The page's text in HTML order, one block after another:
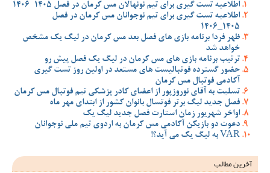
اطلاعیه تست گیری برای تیم نونهالان مس کرمان در فصل 1405-1406
اطلاعیه تست گیری برای تیم نوجوانان مس کرمان در فصل
1405_1406
ظهر فردا برنامه بازی های فصل بعد مس کرمان در لیگ یک مشخص
خواهد شد
ترتیب برنامه بازی های مس کرمان در لیگ یک فصل پیش رو
حضور گسترده فوتبالیست های مستعد در اولین روز تست گیری
آکادمی فوتبال مس کرمان
تسلیت به آقای نوروزپور از اعضای کادر پزشکی تیم فوتبال مس کرمان
فصل جدید لیگ برتر فوتسال بانوان کشور از ابتدای مهر ماه
اواخر شهریور زمان استارت فصل جدید لیگ یک
دعوت دو بازیکن آکادمی مس کرمان به اردوی تیم ملی نوجوانان
VAR به لیگ یک می آید؟!
آخرین مطالب